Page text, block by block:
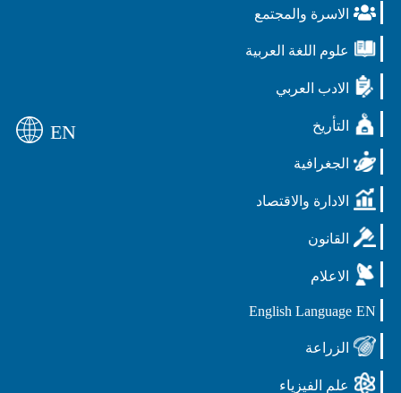
الاسرة والمجتمع
علوم اللغة العربية
الادب العربي
التأريخ
الجغرافية
الادارة والاقتصاد
القانون
الاعلام
EN
English Language
الزراعة
علم الفيزياء
EN